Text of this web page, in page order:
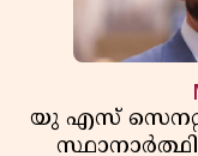
യു എസ്
സ്ഥാനാർത്ഥി;